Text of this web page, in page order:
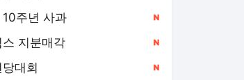
주년 사과
스 지분매각
대회